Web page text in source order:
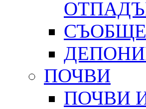
ПОЧВИ
ПОЧВИ